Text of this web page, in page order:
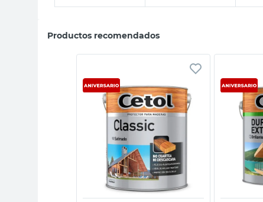
Productos recomendados
Vista rápida